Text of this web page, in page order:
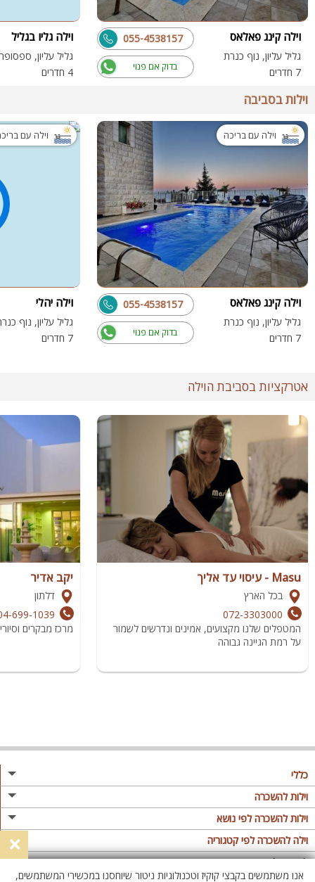
וילה קינג פאלאס
גליל עליון, נוף כנרת
7 חדרים
בדוק אם פנוי
055-4538157 וילה גליו בגליל
גליל עליון,
4 חדרים
וילות בסביבה
וילה עם בריכה
וילה קינג פאלאס
גליל עליון, נוף כנרת
7 חדרים
בדוק אם פנוי
055-4538157
וילה עם
וילה יהלי
גליל עליון, נוף
7 חדרים
אטרקציות בסביבת הוילה
Masu - עיסוי עד אליך
בכל הארץ
072-3303000
המטפלים שלנו מקצועים, אמינים ונדרשים לשמור
על רמת הגיינה גבוהה
יקב אדיר
דלתון
699-1039
מרכז מבקרים
כללי
מגזין
פרסום באתר
תקנון
מדיניות פרטיות
וילות להשכרה
וילות בצפון
וילות במרכז
וילות בדרום
וילות להשכרה לפי נושא
וילה לזוגות
וילות למשפחות
וילה להשכרה לפי קטגוריה
וילות עם בריכה
לופטים להשכרה
×
אנו משתמשים בקבצי קוקיז וטכנולוגיות ניטור שיוחסנו במכשירי המשתמשים,